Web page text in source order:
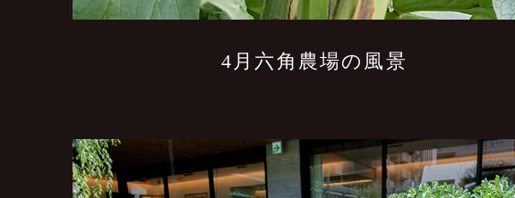
4月六角農場の風景